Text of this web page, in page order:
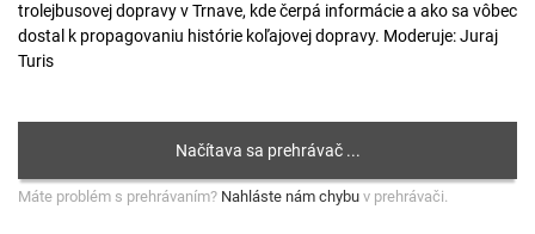
trolejbusovej dopravy v Trnave, kde čerpá informácie a ako sa vôbec
dostal k propagovaniu histórie koľajovej dopravy. Moderuje: Juraj
Turis
Máte problém s prehrávaním? Nahláste nám chybu v prehrávači.